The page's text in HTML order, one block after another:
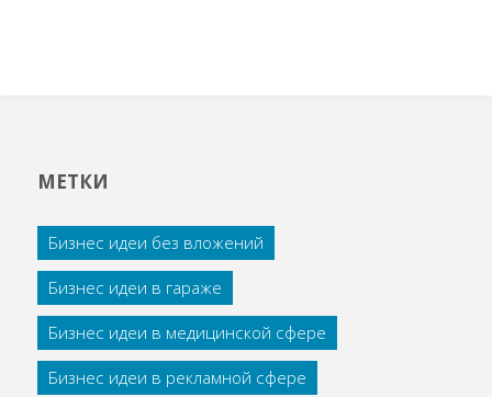
МЕТКИ
Бизнес идеи без вложений
Бизнес идеи в гараже
Бизнес идеи в медицинской сфере
Бизнес идеи в рекламной сфере